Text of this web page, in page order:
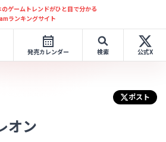
のゲームトレンドがひと目で分かる
ランキングサイト
発売カレンダー 検索 公式X
オン
ポスト